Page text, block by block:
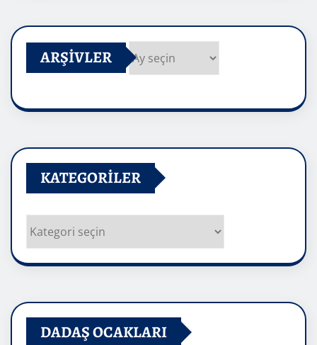
ARŞIVLER
KATEGORILER
Kategoriler
DADAŞ OCAKLARI